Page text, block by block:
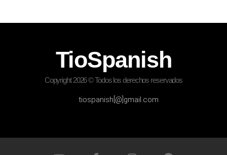
TioSpanish
Copyright 2026 © Todos los derechos reservados
tiospanish[@]gmail.com